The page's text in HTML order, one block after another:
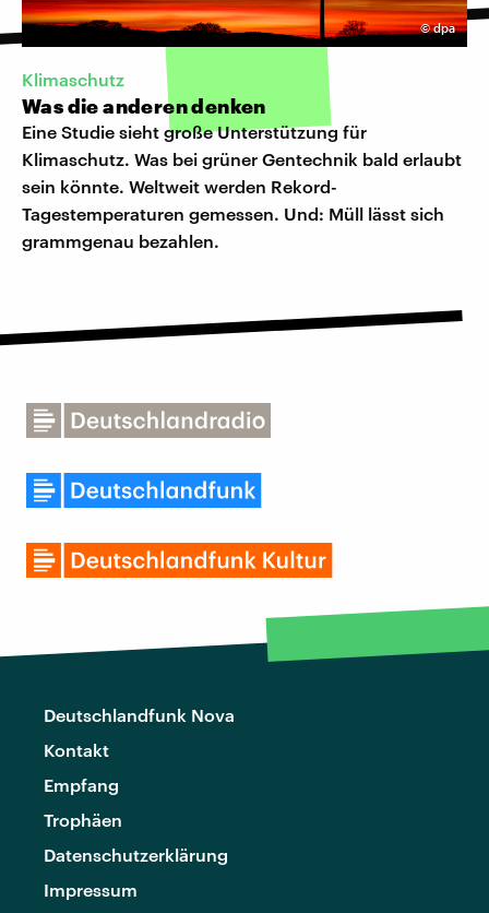
©dpa
Klimaschutz
Was die anderen denken
Eine Studie sieht große Unterstützung für
Klimaschutz. Was bei grüner Gentechnik bald erlaubt
sein könnte. Weltweit werden Rekord-
Tagestemperaturen gemessen. Und: Müll lässt sich
grammgenau bezahlen.
Deutschlandfunk Nova
Kontakt
Empfang
Trophäen
Datenschutzerklärung
Impressum